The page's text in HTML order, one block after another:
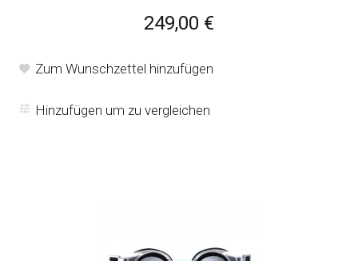
249,00 €
Zum Wunschzettel hinzufügen
Hinzufügen um zu vergleichen